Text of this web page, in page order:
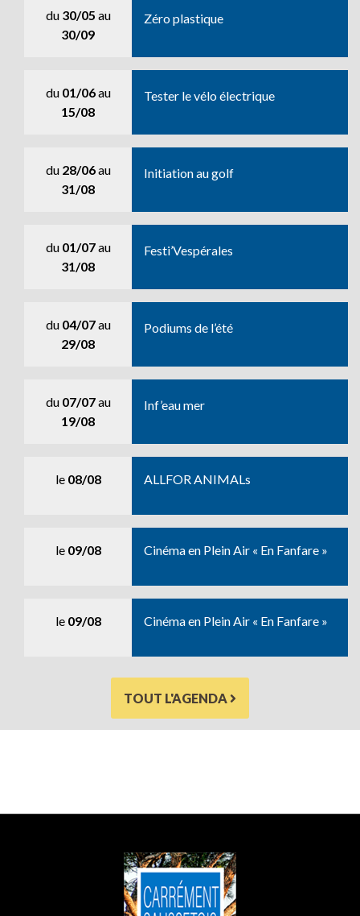
du 30/05 au
30/09
Zéro plastique
du 01/06au
15/08
Tester le vélo électrique
du 28/06au
31/08
Initiation au golf
du 01/07au
31/08
Festi’Vespérales
du 04/07au
29/08
Podiums de l’été
du 07/07au
19/08
Inf’eau mer
le 08/08 ALLFOR ANIMALs
le 09/08 Cinéma en Plein Air « En Fanfare »
le 09/08 Cinéma en Plein Air « En Fanfare »
TOUT L'AGENDA